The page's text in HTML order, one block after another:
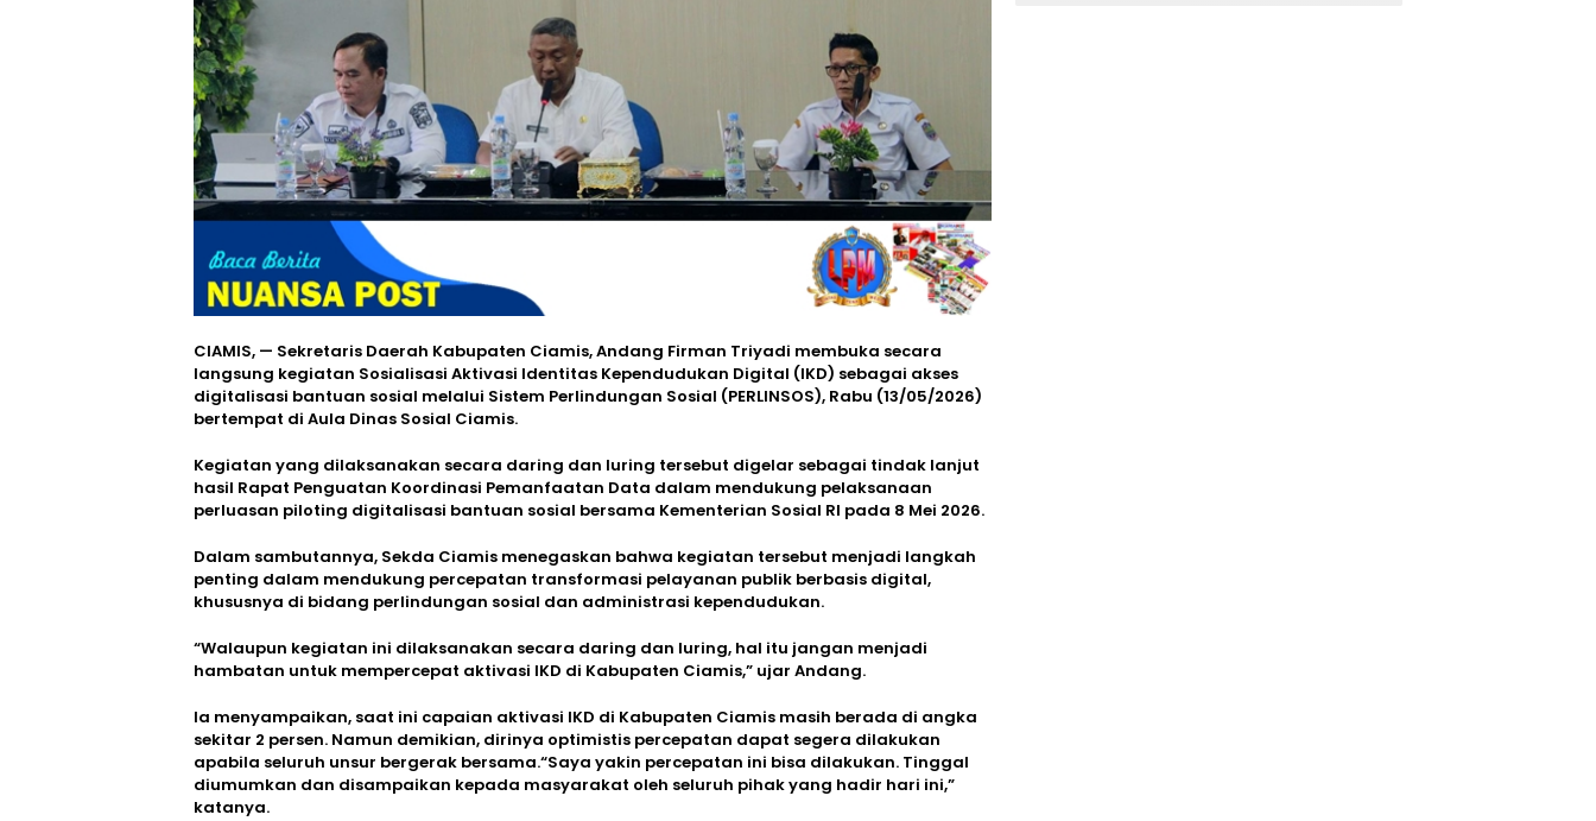
CIAMIS, — Sekretaris Daerah Kabupaten Ciamis, Andang Firman Triyadi membuka secara
langsung kegiatan Sosialisasi Aktivasi Identitas Kependudukan Digital (IKD) sebagai akses
digitalisasi bantuan sosial melalui Sistem Perlindungan Sosial (PERLINSOS), Rabu (13/05/2026)
bertempat di Aula Dinas Sosial Ciamis.
Kegiatan yang dilaksanakan secara daring dan luring tersebut digelar sebagai tindak lanjut
hasil Rapat Penguatan Koordinasi Pemanfaatan Data dalam mendukung pelaksanaan
perluasan piloting digitalisasi bantuan sosial bersama Kementerian Sosial RI pada 8 Mei 2026.
Dalam sambutannya, Sekda Ciamis menegaskan bahwa kegiatan tersebut menjadi langkah
penting dalam mendukung percepatan transformasi pelayanan publik berbasis digital,
khususnya di bidang perlindungan sosial dan administrasi kependudukan.
“Walaupun kegiatan ini dilaksanakan secara daring dan luring, hal itu jangan menjadi
hambatan untuk mempercepat aktivasi IKD di Kabupaten Ciamis,” ujar Andang.
Ia menyampaikan, saat ini capaian aktivasi IKD di Kabupaten Ciamis masih berada di angka
sekitar 2 persen. Namun demikian, dirinya optimistis percepatan dapat segera dilakukan
apabila seluruh unsur bergerak bersama.“Saya yakin percepatan ini bisa dilakukan. Tinggal
diumumkan dan disampaikan kepada masyarakat oleh seluruh pihak yang hadir hari ini,”
katanya.